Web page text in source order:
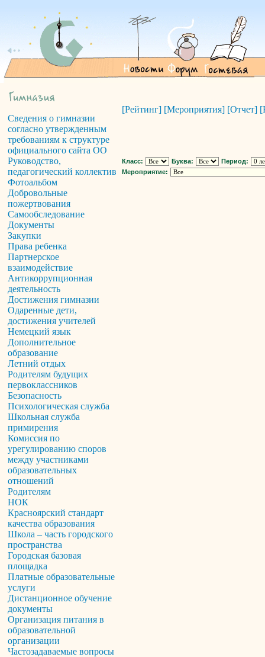
Сведения о гимназии
согласно утвержденным
требованиям к структуре
официального сайта ОО
Руководство,
педагогический коллектив
Фотоальбом
Добровольные
пожертвования
Самообследование
Документы
Закупки
Права ребенка
Партнерское
взаимодействие
Антикоррупционная
деятельность
Достижения гимназии
Одаренные дети,
достижения учителей
Немецкий язык
Дополнительное
образование
Летний отдых
Родителям будущих
первоклассников
Безопасность
Психологическая служба
Школьная служба
примирения
Комиссия по
урегулированию споров
между участниками
образовательных
отношений
Родителям
НОК
Красноярский стандарт
качества образования
Школа – часть городского
пространства
Городская базовая
площадка
Платные образовательные
услуги
Дистанционное обучение
документы
Организация питания в
образовательной
организации
Частозадаваемые вопросы
[Рейтинг] [Мероприятия] [Отчет]
Класс: Буква:
Период:
Мероприятие: